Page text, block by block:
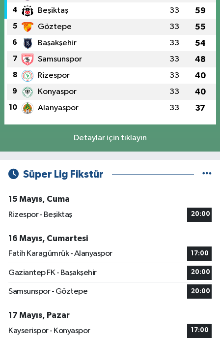
4 Beşiktaş 33 59
5 Göztepe 33 55
6 Başakşehir 33 54
7 Samsunspor 33 48
8 Rizespor 33 40
9 Konyaspor 33 40
10 Alanyaspor 33 37
Detaylar için tıklayın
Süper Lig Fikstür
15 Mayıs, Cuma
Rizespor - Beşiktaş
20:00
16 Mayıs, Cumartesi
Fatih Karagümrük - Alanyaspor
17:00
Gaziantep FK - Başakşehir 20:00
Samsunspor - Göztepe 20:00
17 Mayıs, Pazar
Kayserispor - Konyaspor
17:00